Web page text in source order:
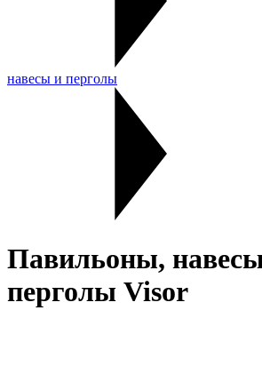
навесы и перголы
Павильоны,
перголы Visor